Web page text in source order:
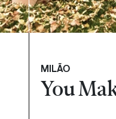
MILÃO
You